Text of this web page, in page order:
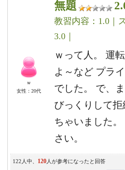
ｗ
女性：20代
無題
教習内容：1.0｜
3.0｜
ｗって人。 運
よ～など プラ
でした。 で、
びっくりして
ちゃいました
さい。
122人中、 120 人が参考になったと回答